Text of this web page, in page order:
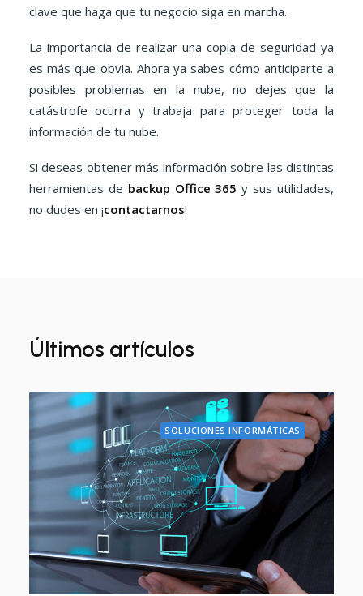
clave que haga que tu negocio siga en marcha.
La importancia de realizar una copia de seguridad ya
es más que obvia. Ahora ya sabes cómo anticiparte a
posibles problemas en la nube, no dejes que la
catástrofe ocurra y trabaja para proteger toda la
información de tu nube.
Si deseas obtener más información sobre las distintas
herramientas de backup Office 365 y sus utilidades,
no dudes en ¡contactarnos!
Últimos artículos
SOLUCIONES INFORMÁTICAS